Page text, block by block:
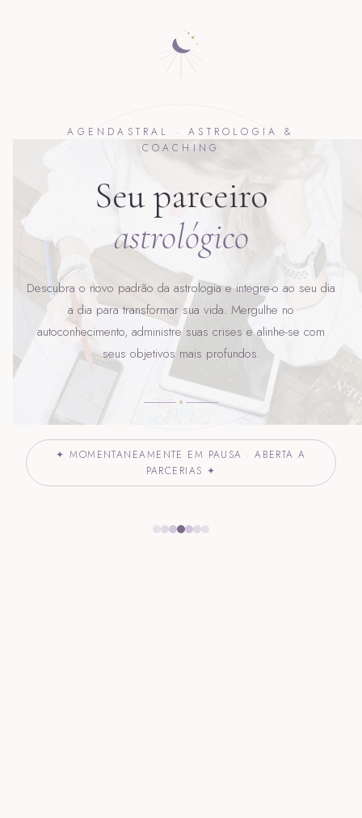
AGENDASTRAL · ASTROLOGIA &
COACHING
Seu parceiro
astrológico
Descubra o novo padrão da astrologia e integre-o ao seu dia
a dia para transformar sua vida. Mergulhe no
autoconhecimento, administre suas crises e alinhe-se com
seus objetivos mais profundos.
✦ MOMENTANEAMENTE EM PAUSA · ABERTA A
PARCERIAS ✦